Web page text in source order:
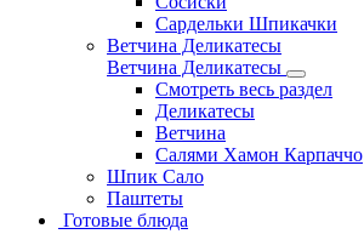
Сардельки Шпикачки
Ветчина Деликатесы
Ветчина Деликатесы
Смотреть весь раздел
Деликатесы
Ветчина
Салями Хамон Карпаччо
Шпик Сало
Паштеты
Готовые блюда